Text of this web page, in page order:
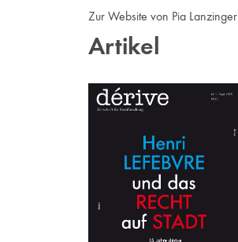
Zur Website von Pia Lanzinger
Artikel